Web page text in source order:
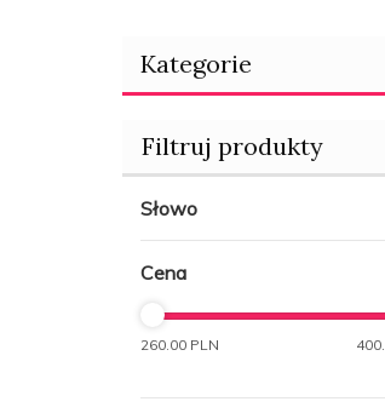
Kategorie
Filtruj produkty
Słowo
Cena
260.00 PLN